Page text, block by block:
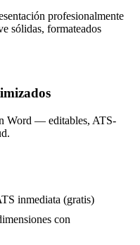
profesionalmente
sólidas, formateados
Word — editables, ATS-
inmediata (gratis)
con